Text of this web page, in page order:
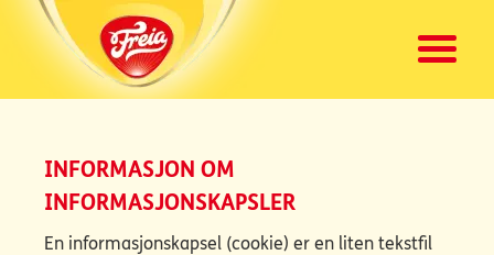
INFORMASJON OM
INFORMASJONSKAPSLER
En informasjonskapsel (cookie) er en liten tekstfil